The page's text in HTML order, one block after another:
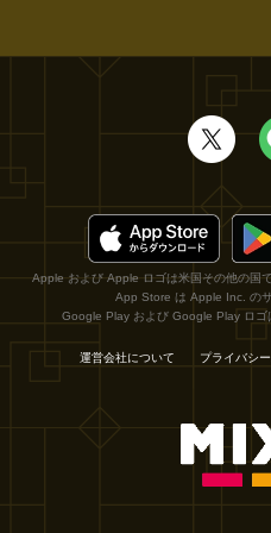
Apple および Apple ロゴは米国その他の国
App Store は Apple Inc. のサ
Google Play および Google Play ロゴ
運営会社について プライバシ